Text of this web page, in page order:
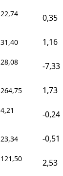
22,74 0,35
31,40 1,16
28,08 -7,33
264,75 1,73
4,21 -0,24
23,34 -0,51
121,50 2,53